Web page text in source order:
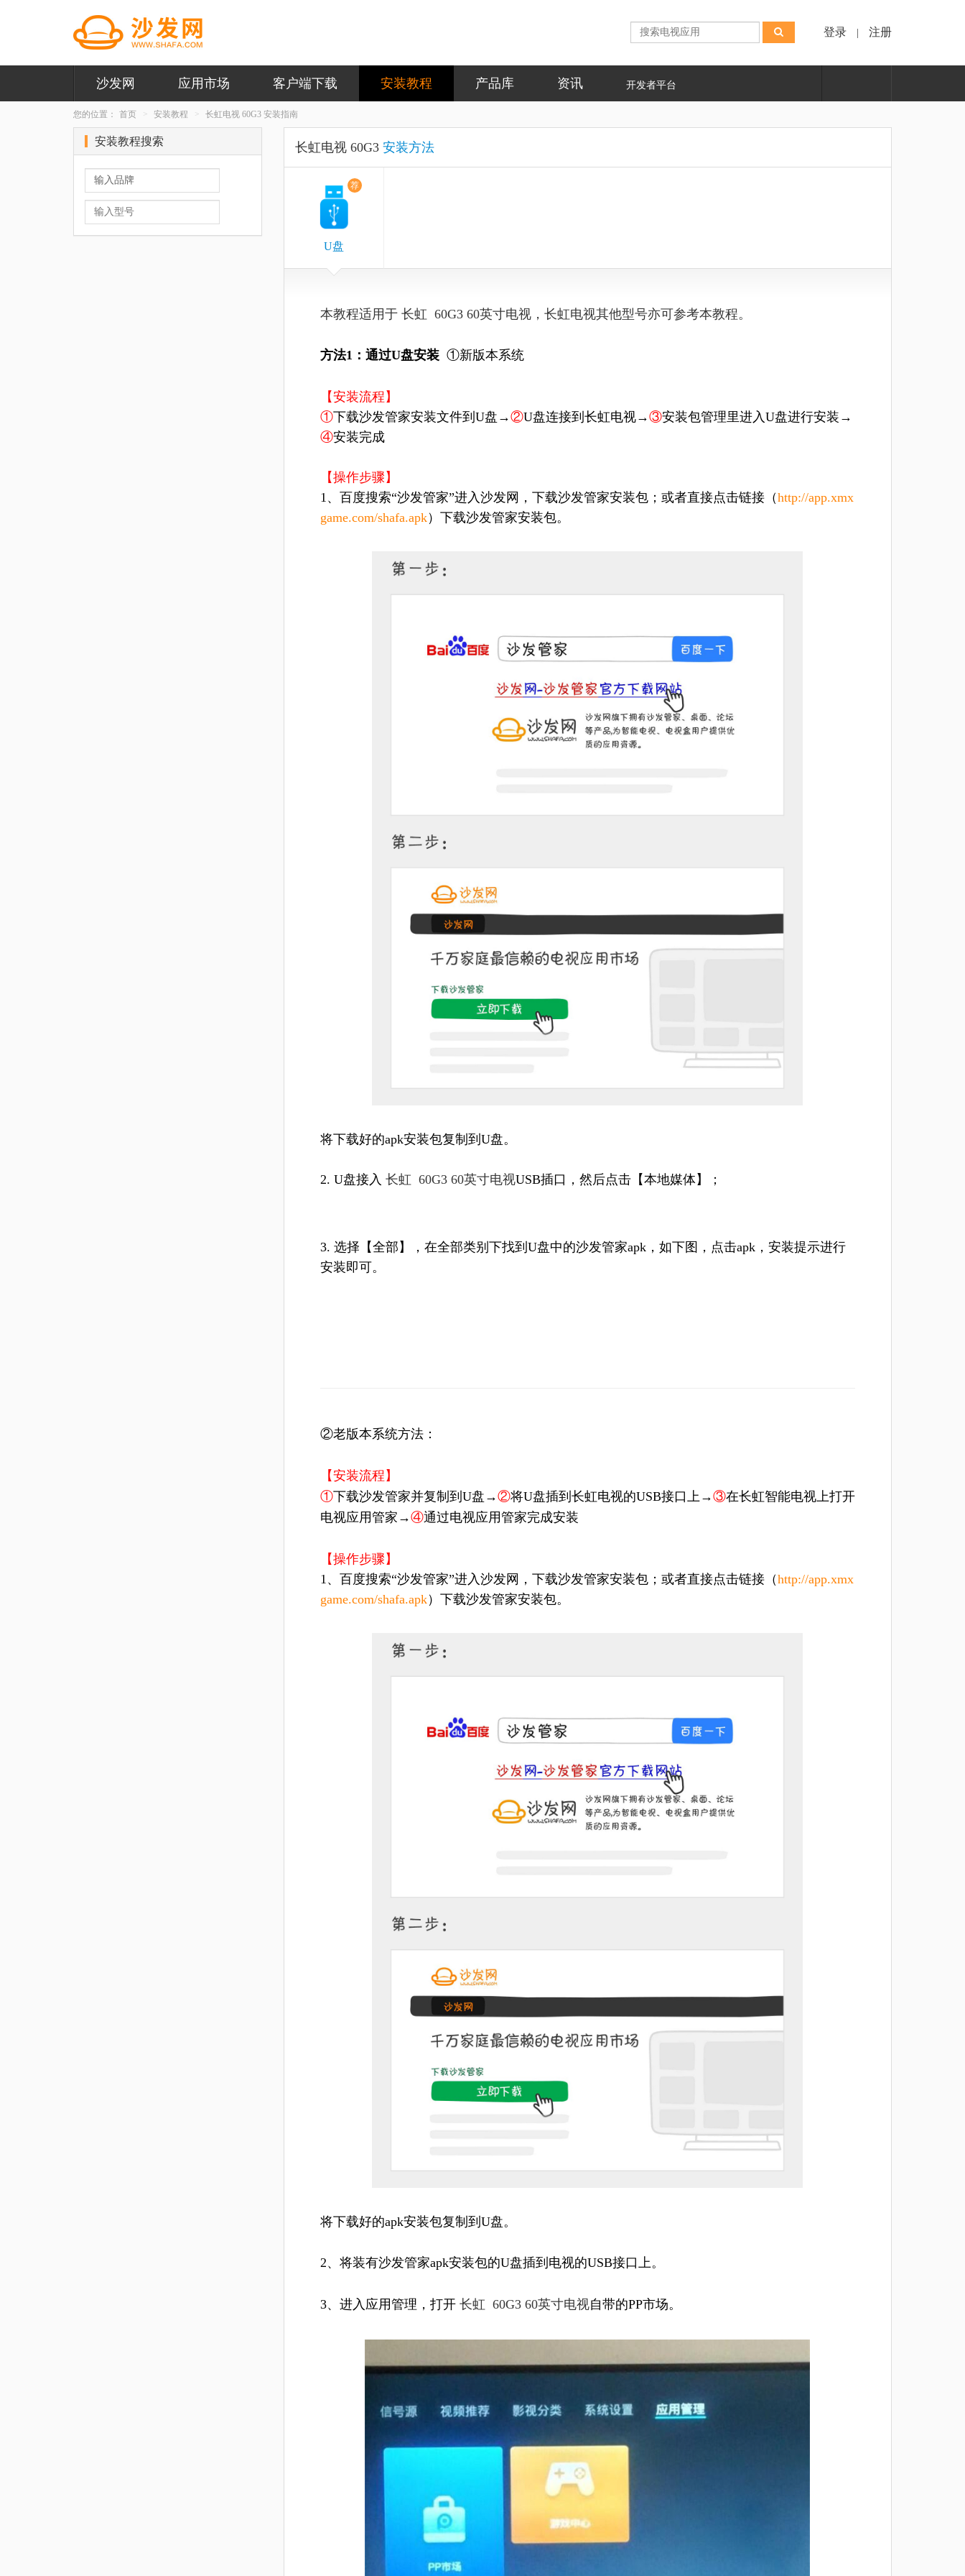
登录 注册
沙发网 应用市场 客户端下载 安装教程 产品库 资讯 开发者平台
您的位置： 首页 安装教程 长虹电视 60G3 安装指南
长虹电视 60G3 安装方法
荐
U盘
本教程适用于 长虹 60G3 60英寸电视，长虹电视其他型号亦可参考本教程。
方法1：通过U盘安装 ①新版本系统
【安装流程】
①下载沙发管家安装文件到U盘→②U盘连接到长虹电视→③安装包管理里进入U盘进行安装→
④安装完成
【操作步骤】
1、百度搜索“沙发管家”进入沙发网，下载沙发管家安装包；或者直接点击链接（http://app.xmx
game.com/shafa.apk）下载沙发管家安装包。
将下载好的apk安装包复制到U盘。
2. U盘接入 长虹 60G3 60英寸电视USB插口，然后点击【本地媒体】；
3. 选择【全部】，在全部类别下找到U盘中的沙发管家apk，如下图，点击apk，安装提示进行
安装即可。
②老版本系统方法：
【安装流程】
①下载沙发管家并复制到U盘→②将U盘插到长虹电视的USB接口上→③在长虹智能电视上打开
电视应用管家→④通过电视应用管家完成安装
【操作步骤】
1、百度搜索“沙发管家”进入沙发网，下载沙发管家安装包；或者直接点击链接（http://app.xmx
game.com/shafa.apk）下载沙发管家安装包。
将下载好的apk安装包复制到U盘。
2、将装有沙发管家apk安装包的U盘插到电视的USB接口上。
3、进入应用管理，打开长虹 60G3 60英寸电视自带的PP市场。
安装教程搜索